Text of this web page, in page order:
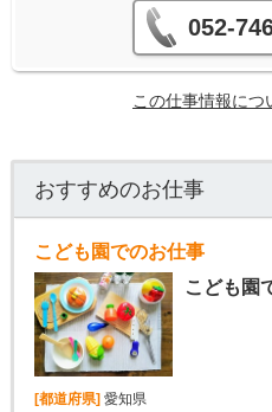
052-
この仕事情報につ
おすすめのお仕事
こども園でのお仕事
こども園
[都道府県] 愛知県